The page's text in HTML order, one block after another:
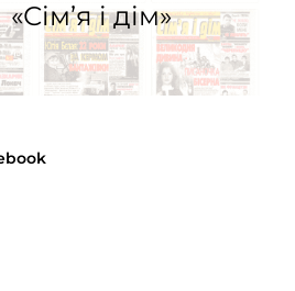
«Сім’я і дім»